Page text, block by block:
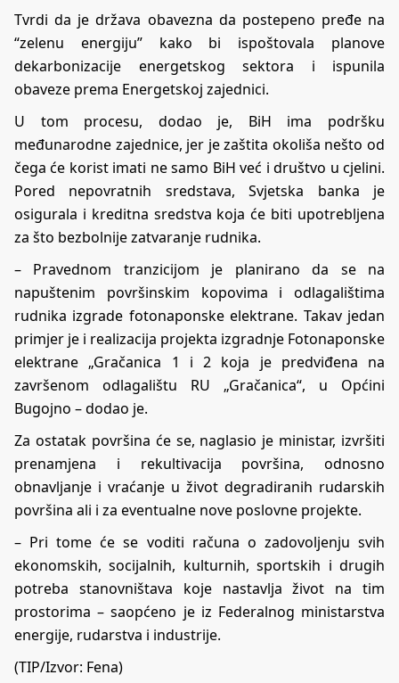
Tvrdi da je država obavezna da postepeno pređe na
“zelenu energiju” kako bi ispoštovala planove
dekarbonizacije energetskog sektora i ispunila
obaveze prema Energetskoj zajednici.
U tom procesu, dodao je, BiH ima podršku
međunarodne zajednice, jer je zaštita okoliša nešto od
čega će korist imati ne samo BiH već i društvo u cjelini.
Pored nepovratnih sredstava, Svjetska banka je
osigurala i kreditna sredstva koja će biti upotrebljena
za što bezbolnije zatvaranje rudnika.
– Pravednom tranzicijom je planirano da se na
napuštenim površinskim kopovima i odlagalištima
rudnika izgrade fotonaponske elektrane. Takav jedan
primjer je i realizacija projekta izgradnje Fotonaponske
elektrane „Gračanica 1 i 2 koja je predviđena na
završenom odlagalištu RU „Gračanica“, u Općini
Bugojno – dodao je.
Za ostatak površina će se, naglasio je ministar, izvršiti
prenamjena i rekultivacija površina, odnosno
obnavljanje i vraćanje u život degradiranih rudarskih
površina ali i za eventualne nove poslovne projekte.
– Pri tome će se voditi računa o zadovoljenju svih
ekonomskih, socijalnih, kulturnih, sportskih i drugih
potreba stanovništava koje nastavlja život na tim
prostorima – saopćeno je iz Federalnog ministarstva
energije, rudarstva i industrije.
(TIP/Izvor: Fena)